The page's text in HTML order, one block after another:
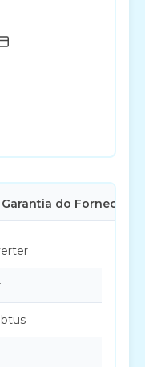
Garantia do Fornecedor